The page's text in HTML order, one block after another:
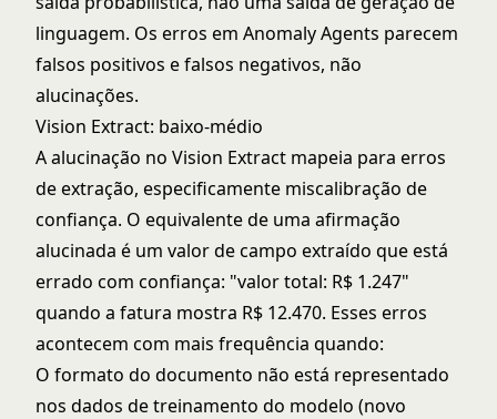
linguagem. Os erros em Anomaly Agents parecem
falsos positivos e falsos negativos, não
alucinações.
Vision Extract: baixo-médio
A alucinação no Vision Extract mapeia para erros
de extração, especificamente miscalibração de
confiança. O equivalente de uma afirmação
alucinada é um valor de campo extraído que está
errado com confiança: "valor total: R$ 1.247"
quando a fatura mostra R$ 12.470. Esses erros
acontecem com mais frequência quando:
O formato do documento não está representado
nos dados de treinamento do modelo (novo